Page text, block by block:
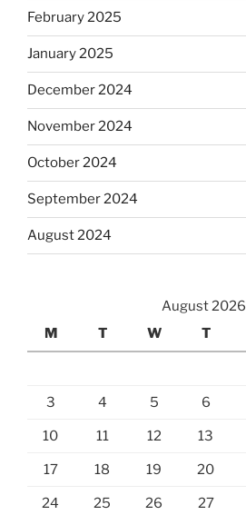
February 2025
January 2025
December 2024
November 2024
October 2024
September 2024
August 2024
August 2026
M
T W T
3 4 5 6
10 11 12 13
17 18 19 20
24 25 26 27